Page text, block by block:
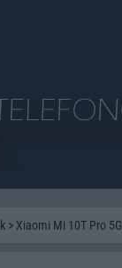
> Xiaomi Mi 10T Pro 5G